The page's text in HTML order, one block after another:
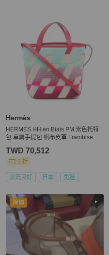
Hermès
HERMES HH en Biais PM 米色托特
包 單肩手提包 帆布皮革 Frambise 二
TWD 70,512
9 折
狀況良好 日本 免運
降價